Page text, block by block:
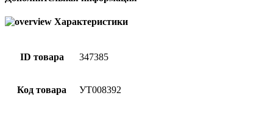
Характеристики
ID товара 347385
Код товара УТ008392